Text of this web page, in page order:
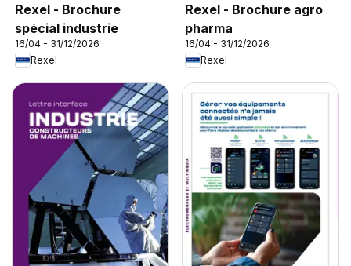
Rexel - Brochure
spécial industrie
16/04 - 31/12/2026
Rexel
Rexel - Brochure agro
pharma
16/04 - 31/12/2026
Rexel